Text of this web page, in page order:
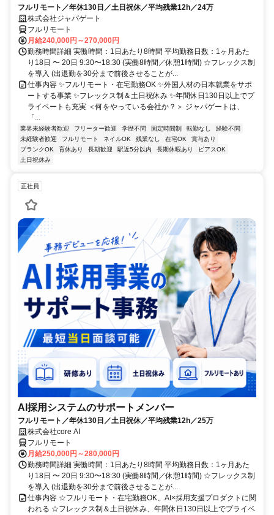
フルリモート／年休130日／土日祝休／平均残業12h／24万
株式会社ジャパゲート
フルリモート
月給240,000円～270,000円
勤務時間詳細 実働時間：1日あたり8時間 平均勤務日数：1ヶ月あた
り18日 〜 20日 9:30〜18:30 (実働8時間／休憩1時間) ☆フレックス制
を導入 (出退勤を30分まで前後させることが...
仕事内容 ✨フルリモート・在宅勤務OK ✨外国人材の日本就業をサポ
ートする事業 ✨フレックス制＆土日祝休み ✨年間休日130日以上でプ
ライベートも充実 ＜何をやっている会社か？＞ ジャパゲートは、
「...
業界未経験者歓迎 フリーター歓迎 学歴不問 固定時間制 転勤なし
経験不問
未経験者歓迎
フルリモート ネイルOK 残業なし 在宅OK
賞与あり
ブランクOK
育休あり 長期歓迎 駅近5分以内 長期休暇あり
ピアスOK
土日祝休み
正社員
AI採用システムのサポートメンバー
フルリモート／年休130日／土日祝休／平均残業12h／25万
株式会社core AI
フルリモート
月給250,000円～280,000円
勤務時間詳細 実働時間：1日あたり8時間 平均勤務日数：1ヶ月あた
り18日 〜 20日 9:30〜18:30 (実働8時間／休憩1時間) ☆フレックス制
を導入 (出退勤を30分まで前後させることが...
仕事内容 ☆フルリモート・在宅勤務OK、AI×採用支援プロダクトに関
われる ☆フレックス制＆土日祝休み、年間休日130日以上でプライベ